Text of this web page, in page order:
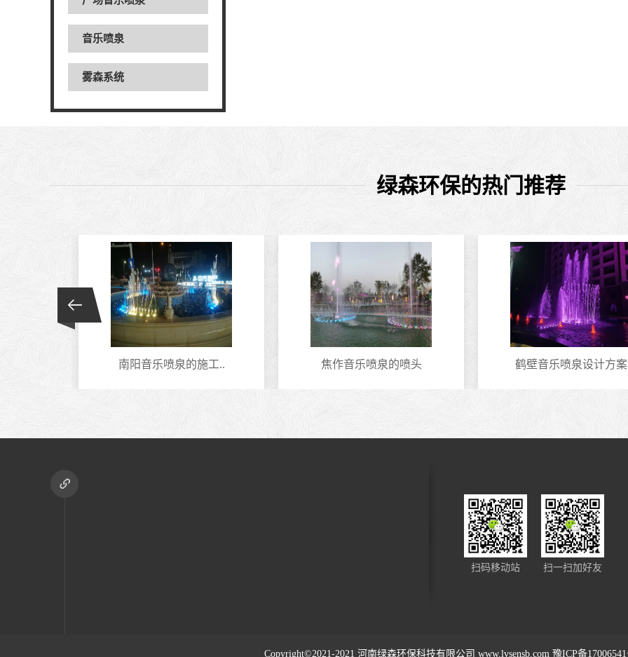
音乐喷泉
雾森系统
绿森环保的热门推荐
南阳音乐喷泉的施工.. 焦作音乐喷泉的喷头 鹤壁音乐喷泉设计方案
扫码移动站 扫一扫加好友
Copyright©2021-2021 河南绿森环保科技有限公司 www.lvsensb.com 豫ICP备